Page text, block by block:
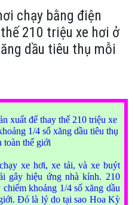
chạy bằng điện
210 triệu xe hơi ở
dầu tiêu thụ mỗi
xuất để thay thế 210 triệu xe
1/4 số xăng dầu tiêu thụ
toàn thế giới
xe hơi, xe tải, và xe buýt
gây hiệu ứng nhà kính. 210
khoảng 1/4 số xăng dầu
Đó là lý do tại sao Hoa Kỳ